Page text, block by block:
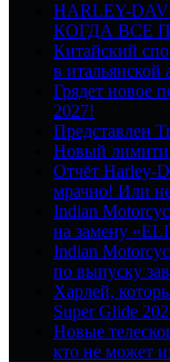
HARLEY-
КОГДА ВСЕ
Китайский
в итальянской
Грядет новое
2027!
Представлен
Новый
Отчёт Harley-
мрачно! Или
Indian
на замену
Indian
по выпуску
Харлей,
Super Glide
Новые
кто не может